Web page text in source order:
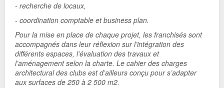
- recherche de locaux,
- coordination comptable et business plan.
Pour la mise en place de chaque projet, les franchisés sont
accompagnés dans leur réflexion sur l’intégration des
différents espaces, l’évaluation des travaux et
l’aménagement selon la charte. Le cahier des charges
architectural des clubs est d’ailleurs conçu pour s’adapter
aux surfaces de 250 à 2 500 m2.